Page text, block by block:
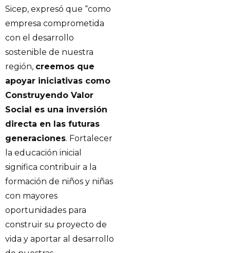
Sicep, expresó que “como
empresa comprometida
con el desarrollo
sostenible de nuestra
región, creemos que
apoyar iniciativas como
Construyendo Valor
Social es una inversión
directa en las futuras
generaciones. Fortalecer
la educación inicial
significa contribuir a la
formación de niños y niñas
con mayores
oportunidades para
construir su proyecto de
vida y aportar al desarrollo